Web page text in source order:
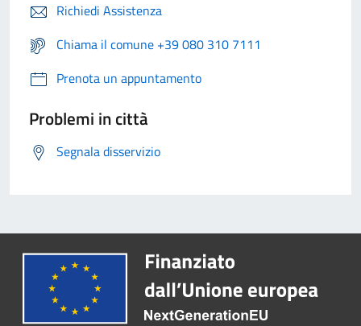
Richiedi Assistenza
Chiama il comune +39 080 310 7111
Prenota un appuntamento
Problemi in città
Segnala disservizio